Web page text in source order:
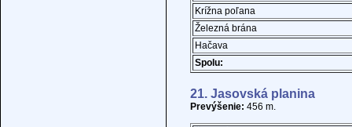
Krížna poľana
Železná brána
Hačava
Spolu:
21. Jasovská planina
Prevýšenie: 456 m.